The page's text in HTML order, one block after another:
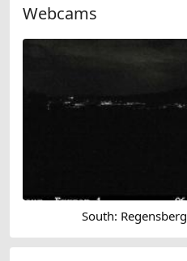
Webcams
South: Regensberg